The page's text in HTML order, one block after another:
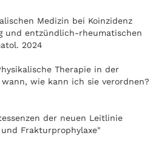
Medizin bei Koinzidenz
und entzündlich-rheumatischen
2024
Therapie in der
wann, wie kann ich sie verordnen?
der neuen Leitlinie
Frakturprophylaxe"